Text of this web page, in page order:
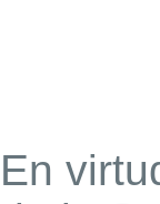
En